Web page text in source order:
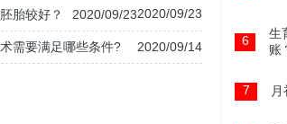
2020/09/23
胎较好？ 2020/09/23
需要满足哪些条件? 2020/09/14 6
生
账
7